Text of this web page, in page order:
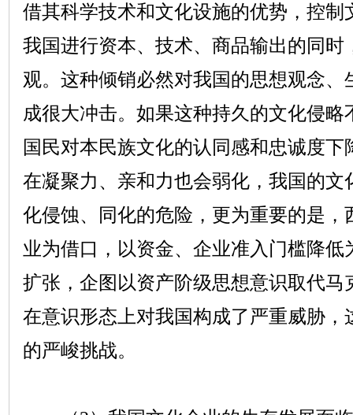
借其科学技术和文化设施的优势，控制
我国进行资本、技术、商品输出的同时
观。这种倾销必然对我国的思想观念、
成很大冲击。如果这种持久的文化侵略
国民对本民族文化的认同感和忠诚度
在凝聚力、亲和力也会弱化，我国的文
化侵蚀、同化的危险，更为重要的是，
业为借口，以资金、企业准入门槛降低
扩张，企图以资产阶级思想意识取代马
在意识形态上对我国构成了严重威胁，
的严峻挑战。